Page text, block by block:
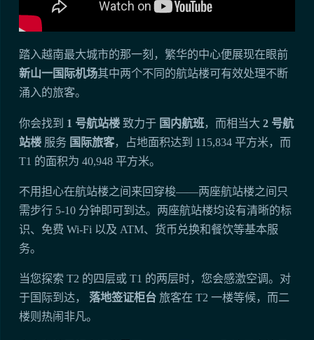
踏入越南最大城市的那一刻，繁华的中心便展现在眼前
新山一国际机场其中两个不同的航站楼可有效处理不断
涌入的旅客。
你会找到 1 号航站楼 致力于 国内航班，而相当大2 号航
站楼 服务 国际旅客，占地面积达到 115,834 平方米，而
T1 的面积为 40,948 平方米。
不用担心在航站楼之间来回穿梭——两座航站楼之间只
需步行 5-10 分钟即可到达。两座航站楼均设有清晰的标
识、免费 Wi-Fi 以及 ATM、货币兑换和餐饮等基本服
务。
当您探索 T2 的四层或 T1 的两层时，您会感激空调。对
于国际到达，落地签证柜台 旅客在 T2 一楼等候，而二
楼则热闹非凡。